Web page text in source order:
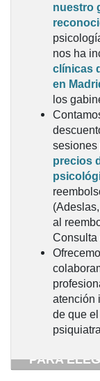
PARA
nuestro
nos ha
clínicas
en
los
sesiones
precios
al
Consulta
atención
de que